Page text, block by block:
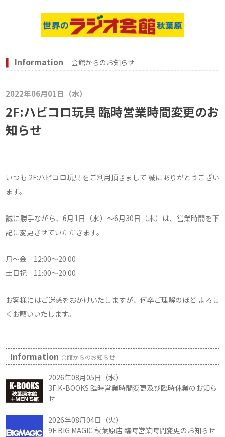
Information 会館からのお知らせ
2022年06月01日（水）
2F:ハビコロ玩具 臨時営業時間変更のお
知らせ
いつも 2F:ハビコロ玩具 をご利用頂きまして 誠にありがとうござい
ます。
誠に勝手ながら、6月1日（水）～6月30日（木）は、営業時間を下
記に変更させていただきます。
月～金 12:00～20:00
土日祝 11:00～20:00
お客様にはご迷惑をおかけいたしますが、何卒ご理解のほど よろし
くお願いいたします。
Information会館からのお知らせ
2026年08月05日（水）
3F:K-BOOKS 臨時営業時間変更及び臨時休業のお知ら
せ
2026年08月04日（火）
9F:BIG MAGIC 秋葉原店 臨時営業時間変更のお知らせ